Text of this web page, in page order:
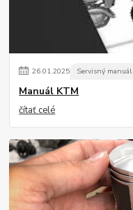
26.01.2025 Servisný manuál
Manuál KTM
čítať celé